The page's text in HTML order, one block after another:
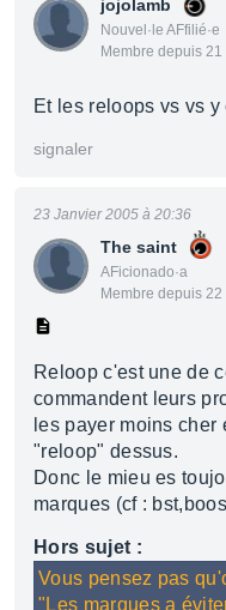
jojolamb
Nouvel·le AFfilié·e
Membre depuis 21
Et les reloops vs vs
signaler
The saint
AFicionado·a
Membre depuis 22
23 Janvier 2005 à 20:36
Reloop c'est une de
commandent leurs
les payer moins
"reloop" dessus.
Donc le mieu es
marques (cf :
Hors sujet :
Vous pensez pas
"Les marques a